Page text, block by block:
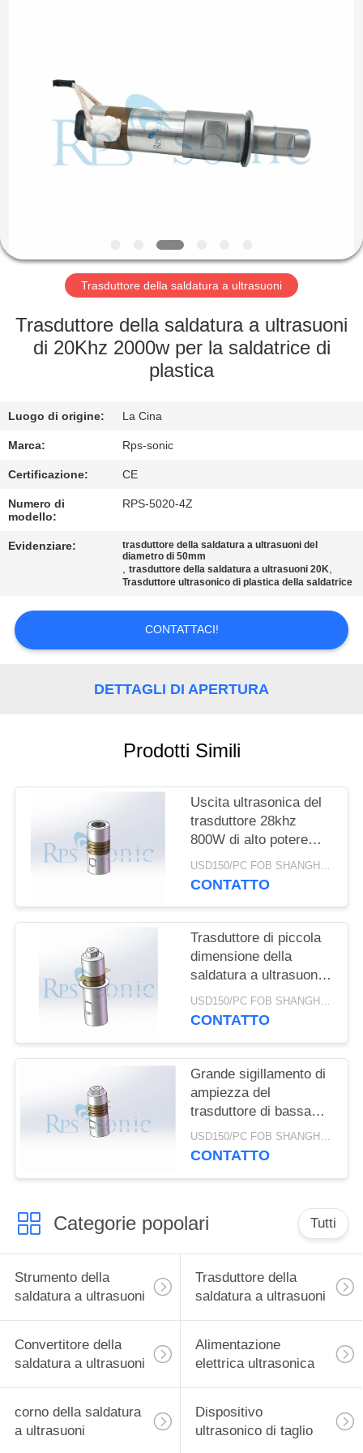
CASA
PRODOTTI
GIRO
DELLA
FABBRICA
QUALITÀ
CONTATTICI
NOTIZIE
MAPPA
DEL
PRIVACY
Trasduttore della saldatura a ultrasuoni
Trasduttore della saldatura a ultrasuoni
di 20Khz 2000w per la saldatrice di
plastica
Luogo di origine: La Cina
Marca: Rps-sonic
Certificazione: CE
Numero di
modello:
RPS-5020-4Z
Evidenziare:
trasduttore della saldatura a ultrasuoni del
diametro di 50mm
,trasduttore della saldatura a ultrasuoni 20K,
Trasduttore ultrasonico di plastica della saldatrice
CONTATTACI!
DETTAGLI DI APERTURA
Prodotti Simili
Uscita ultrasonica del
trasduttore 28khz
800W di alto potere
della saldatura del
vaso forte
USD150/PC FOB SHANGHAI MOQ:1pcs
CONTATTO
Trasduttore di piccola
dimensione della
saldatura a ultrasuoni
per la disposizione
dell'interno
USD150/PC FOB SHANGHAI MOQ:1pcs
CONTATTO
Grande sigillamento di
ampiezza del
trasduttore di bassa
impedenza della
saldatura a ultrasuoni
USD150/PC FOB SHANGHAI MOQ:1pcs
CONTATTO
Categorie popolari Tutti
Strumento della
saldatura a ultrasuoni
Trasduttore della
saldatura a ultrasuoni
Convertitore della
saldatura a ultrasuoni
Alimentazione
elettrica ultrasonica
corno della saldatura
a ultrasuoni
Dispositivo
ultrasonico di taglio